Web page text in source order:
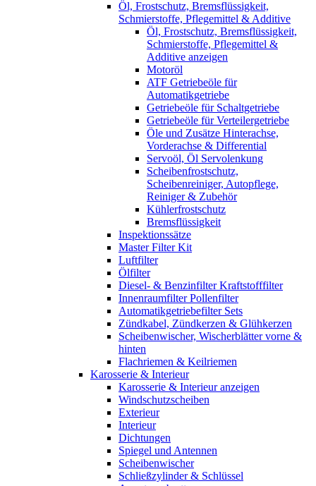
Öl, Frostschutz, Bremsflüssigkeit,
Schmierstoffe, Pflegemittel & Additive
Öl, Frostschutz, Bremsflüssigkeit,
Schmierstoffe, Pflegemittel &
Additive anzeigen
Motoröl
ATF Getriebeöle für
Automatikgetriebe
Getriebeöle für Schaltgetriebe
Getriebeöle für Verteilergetriebe
Öle und Zusätze Hinterachse,
Vorderachse & Differential
Servoöl, Öl Servolenkung
Scheibenfrostschutz,
Scheibenreiniger, Autopflege,
Reiniger & Zubehör
Kühlerfrostschutz
Bremsflüssigkeit
Inspektionssätze
Master Filter Kit
Luftfilter
Ölfilter
Diesel- & Benzinfilter Kraftstofffilter
Innenraumfilter Pollenfilter
Automatikgetriebefilter Sets
Zündkabel, Zündkerzen & Glühkerzen
Scheibenwischer, Wischerblätter vorne &
hinten
Flachriemen & Keilriemen
Karosserie & Interieur
Karosserie & Interieur anzeigen
Windschutzscheiben
Exterieur
Interieur
Dichtungen
Spiegel und Antennen
Scheibenwischer
Schließzylinder & Schlüssel